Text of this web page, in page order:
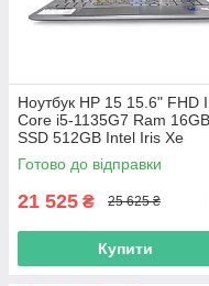
Ноутбук HP 15 15.6" FHD
Сore i5-1135G7 Ram 16GB
SSD 512GB Intel Iris Xe
Graphics
Готово до відправки
21 525 ₴ 25 625 ₴
Купити